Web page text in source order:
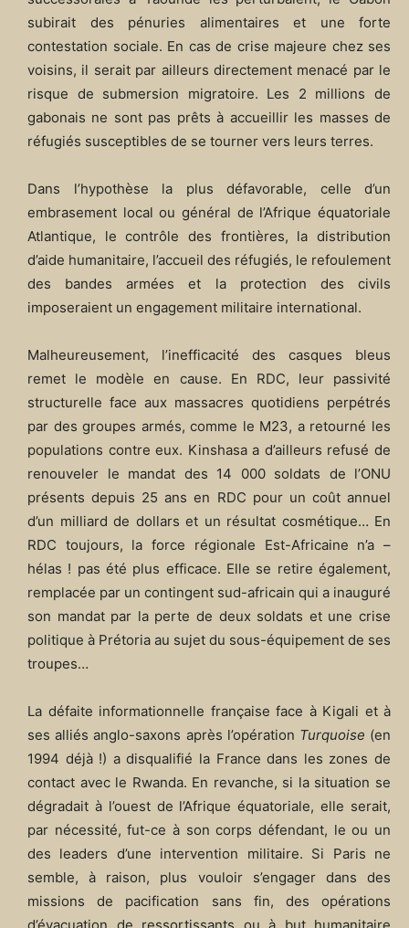
subirait des pénuries alimentaires et une forte
contestation sociale. En cas de crise majeure chez ses
voisins, il serait par ailleurs directement menacé par le
risque de submersion migratoire. Les 2 millions de
gabonais ne sont pas prêts à accueillir les masses de
réfugiés susceptibles de se tourner vers leurs terres.
Dans l’hypothèse la plus défavorable, celle d’un
embrasement local ou général de l’Afrique équatoriale
Atlantique, le contrôle des frontières, la distribution
d’aide humanitaire, l’accueil des réfugiés, le refoulement
des bandes armées et la protection des civils
imposeraient un engagement militaire international.
Malheureusement, l’inefficacité des casques bleus
remet le modèle en cause. En RDC, leur passivité
structurelle face aux massacres quotidiens perpétrés
par des groupes armés, comme le M23, a retourné les
populations contre eux. Kinshasa a d’ailleurs refusé de
renouveler le mandat des 14 000 soldats de l’ONU
présents depuis 25 ans en RDC pour un coût annuel
d’un milliard de dollars et un résultat cosmétique… En
RDC toujours, la force régionale Est-Africaine n’a –
hélas ! pas été plus efficace. Elle se retire également,
remplacée par un contingent sud-africain qui a inauguré
son mandat par la perte de deux soldats et une crise
politique à Prétoria au sujet du sous-équipement de ses
troupes…
La défaite informationnelle française face à Kigali et à
ses alliés anglo-saxons après l’opération Turquoise (en
1994 déjà !) a disqualifié la France dans les zones de
contact avec le Rwanda. En revanche, si la situation se
dégradait à l’ouest de l’Afrique équatoriale, elle serait,
par nécessité, fut-ce à son corps défendant, le ou un
des leaders d’une intervention militaire. Si Paris ne
semble, à raison, plus vouloir s’engager dans des
missions de pacification sans fin, des opérations